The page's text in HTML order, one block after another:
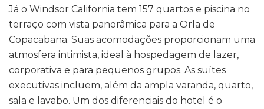
Já o Windsor California tem 157 quartos e piscina no
terraço com vista panorâmica para a Orla de
Copacabana. Suas acomodações proporcionam uma
atmosfera intimista, ideal à hospedagem de lazer,
corporativa e para pequenos grupos. As suítes
executivas incluem, além da ampla varanda, quarto,
sala e lavabo. Um dos diferenciais do hotel é o